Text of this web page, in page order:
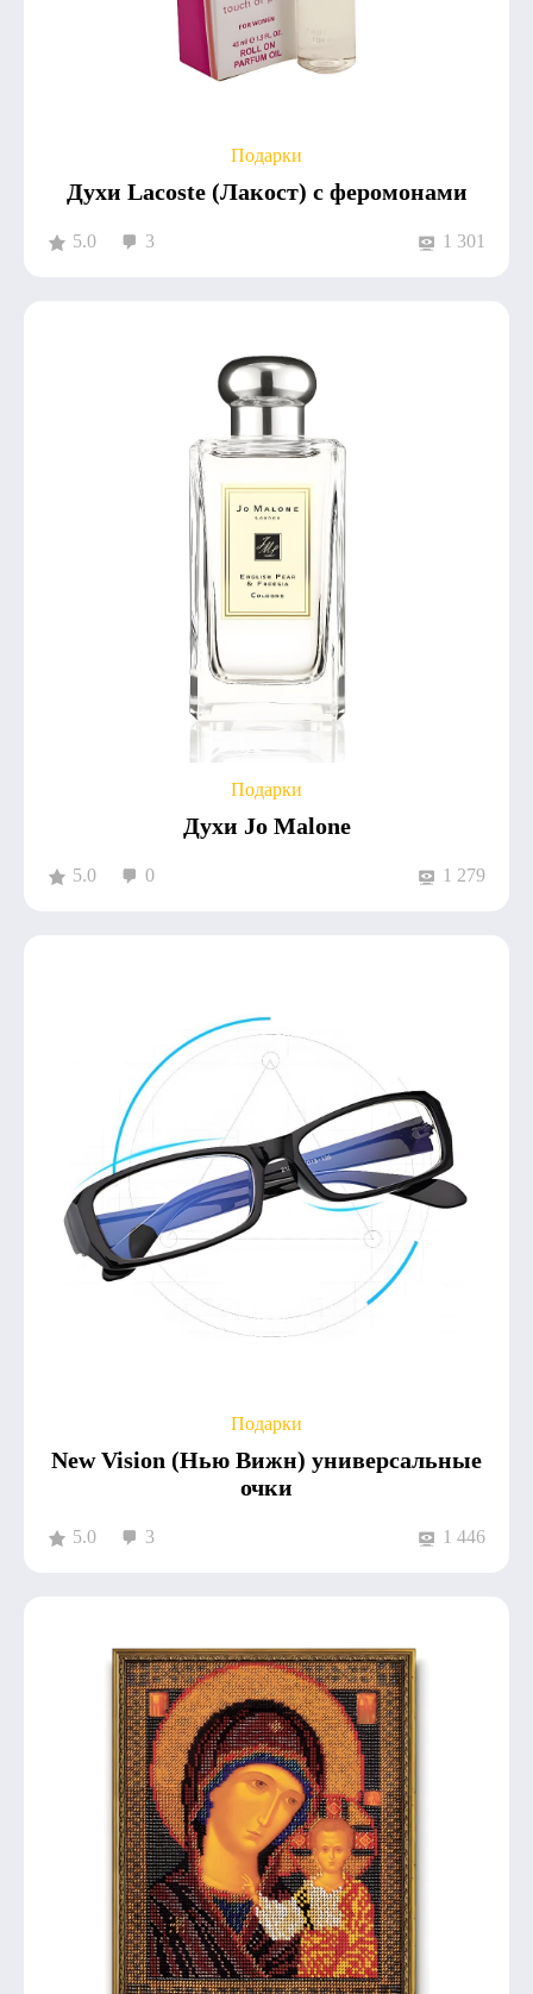
Подарки
Духи Lacoste (Лакост) с феромонами
5.0 3 1 301
Подарки
Духи Jo Malone
5.0 0 1 279
Подарки
New Vision (Нью Вижн) универсальные
очки
5.0 3 1 446